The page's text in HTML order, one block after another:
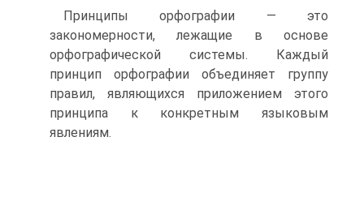
Принципы орфографии — это
закономерности, лежащие в основе
орфографической системы. Каждый
принцип орфографии объединяет группу
правил, являющихся приложением этого
принципа к конкретным языковым
явлениям.